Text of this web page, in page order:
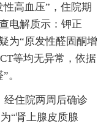
高血压”，住院期
电解质示：钾正
为“原发性醛固酮增
等均无异常，依据
。
住院两周后确诊
“肾上腺皮质腺